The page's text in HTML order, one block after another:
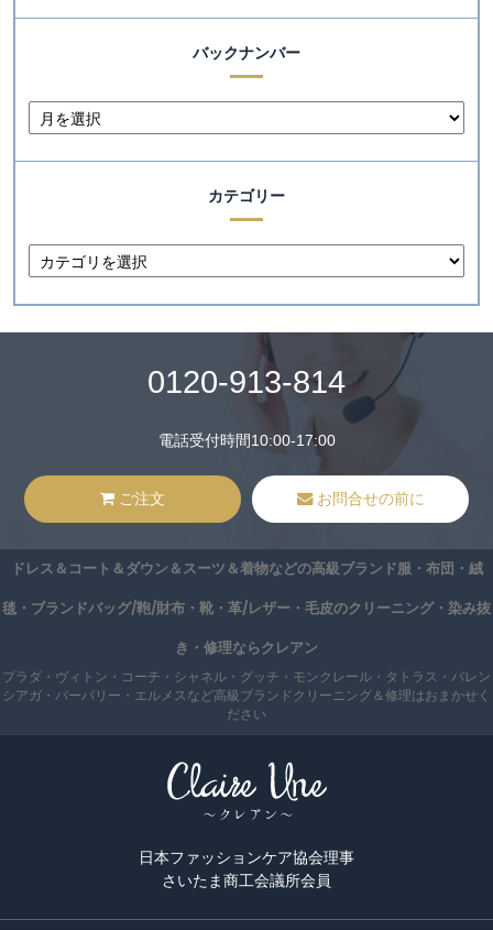
バックナンバー
カテゴリー
0120-913-814
電話受付時間10:00-17:00
ご注文 お問合せの前に
ドレス＆コート＆ダウン＆スーツ＆着物などの高級ブランド服・布団・絨
毯・ブランドバッグ/鞄/財布・靴・革/レザー・毛皮のクリーニング・染み抜
き・修理ならクレアン
プラダ・ヴィトン・コーチ・シャネル・グッチ・モンクレール・タトラス・バレン
シアガ・バーバリー・エルメスなど高級ブランドクリーニング＆修理はおまかせく
ださい
日本ファッションケア協会理事
さいたま商工会議所会員